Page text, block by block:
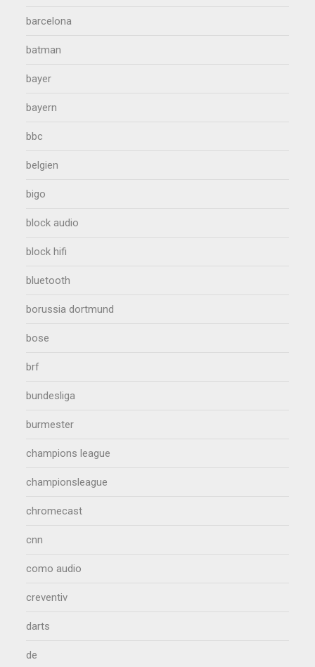
barcelona
batman
bayer
bayern
bbc
belgien
bigo
block audio
block hifi
bluetooth
borussia dortmund
bose
brf
bundesliga
burmester
champions league
championsleague
chromecast
cnn
como audio
creventiv
darts
de